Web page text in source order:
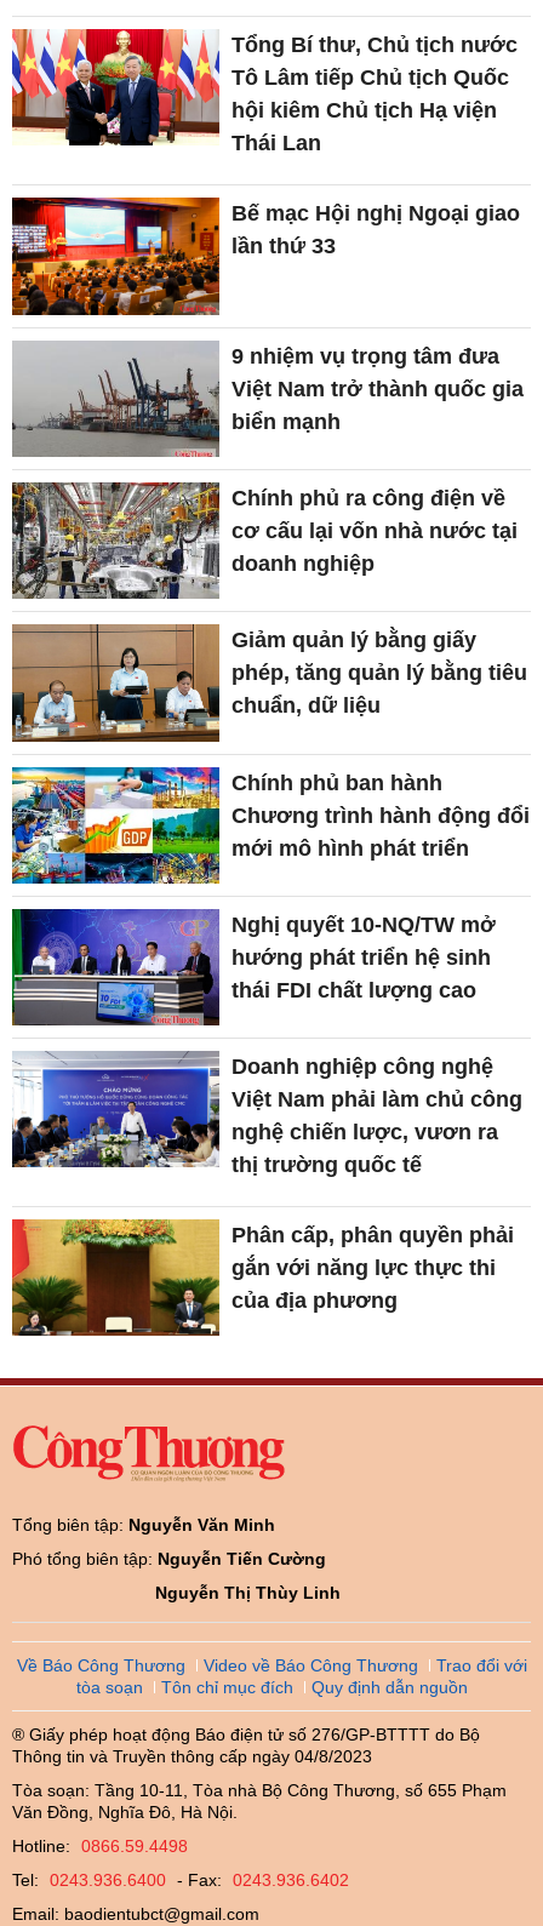
Tổng Bí thư, Chủ tịch nước
Tô Lâm tiếp Chủ tịch Quốc
hội kiêm Chủ tịch Hạ viện
Thái Lan
Bế mạc Hội nghị Ngoại giao
lần thứ 33
9 nhiệm vụ trọng tâm đưa
Việt Nam trở thành quốc gia
biển mạnh
Chính phủ ra công điện về
cơ cấu lại vốn nhà nước tại
doanh nghiệp
Giảm quản lý bằng giấy
phép, tăng quản lý bằng tiêu
chuẩn, dữ liệu
Chính phủ ban hành
Chương trình hành động đổi
mới mô hình phát triển
Nghị quyết 10-NQ/TW mở
hướng phát triển hệ sinh
thái FDI chất lượng cao
Doanh nghiệp công nghệ
Việt Nam phải làm chủ công
nghệ chiến lược, vươn ra
thị trường quốc tế
Phân cấp, phân quyền phải
gắn với năng lực thực thi
của địa phương
Tổng biên tập: Nguyễn Văn Minh
Phó tổng biên tập: Nguyễn Tiến Cường
Nguyễn Thị Thùy Linh
Về Báo Công Thương Video về Báo Công Thương
Trao đổi với
tòa soạn
Tôn chỉ mục đích Quy định dẫn nguồn
® Giấy phép hoạt động Báo điện tử số 276/GP-BTTTT do Bộ
Thông tin và Truyền thông cấp ngày 04/8/2023
Tòa soạn: Tầng 10-11, Tòa nhà Bộ Công Thương, số 655 Phạm
Văn Đồng, Nghĩa Đô, Hà Nội.
Hotline:
0866.59.4498
Tel:
0243.936.6400 - Fax:
0243.936.6402
Email: baodientubct@gmail.com